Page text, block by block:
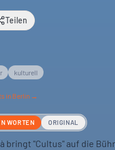
Teilen
kulturell
in Berlin →
WORTEN ORIGINAL
bringt "Cultus" auf die